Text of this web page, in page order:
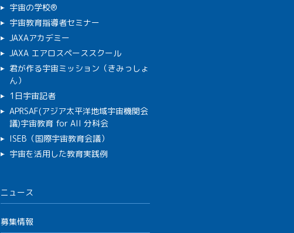
宇宙の学校®
宇宙教育指導者セミナー
JAXAアカデミー
JAXA エアロスペーススクール
君が作る宇宙ミッション（きみっしょ
ん）
1日宇宙記者
APRSAF(アジア太平洋地域宇宙機関会
議)宇宙教育 for All 分科会
ISEB（国際宇宙教育会議）
宇宙を活用した教育実践例
ニュース
募集情報